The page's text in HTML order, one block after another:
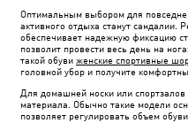
Оптимальным выбором для
активного отдыха станут сандалии.
обеспечивает надежную фиксацию
позволит провести весь день на
такой обуви женские спортивные
головной убор и получите
Для домашней носки или
материала. Обычно такие модели
позволяет регулировать объем